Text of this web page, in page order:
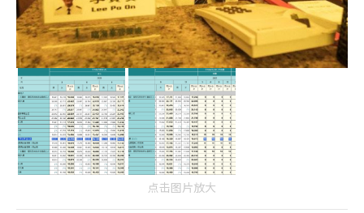
点击图片放大